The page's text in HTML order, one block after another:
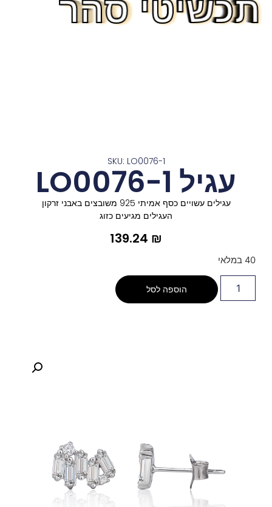
תכשיטי סהר
תכשיטי סהר
תכשיטי סהר
תכשיטי סהר
תכשיטי סהר
תכשיטי סהר
תכשיטי סהר
תכשיטי סהר
תכשיטי סהר
תכשיטי סהר
תכשיטי סהר
תכשיטי סהר
תכשיטי סהר
SKU: LO0076-1
עגיל LO0076-1
עגילים עשויים כסף אמיתי 925 משובצים באבני זרקון
העגילים מגיעים כזוג
139.24 ₪
40 במלאי
הוספה לסל